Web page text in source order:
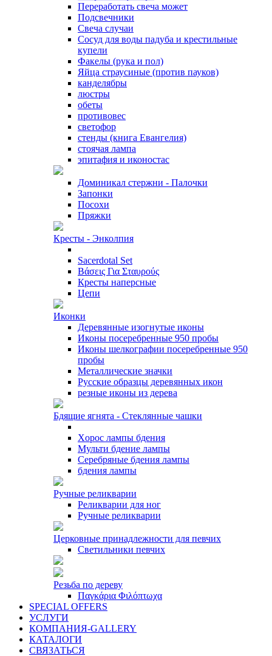
Переработать свеча может
Подсвечники
Свеча случаи
Сосуд для воды падуба и крестильные
купели
Факелы (рука и пол)
Яйца страусиные (против пауков)
канделябры
люстры
обеты
противовес
светофор
стенды (книга Евангелия)
стоячая лампа
эпитафия и иконостас
Доминикал стержни - Палочки
Запонки
Посохи
Пряжки
Кресты - Энколпия
Sacerdotal Set
Βάσεις Για Σταυρούς
Кресты наперсные
Цепи
Иконки
Деревянные изогнутые иконы
Иконы посеребренные 950 пробы
Иконы шелкографии посеребренные 950
пробы
Металлические значки
Русские образцы деревянных икон
резные иконы из дерева
Бдящие ягнята - Стеклянные чашки
Xорос лампы бдения
Мульти бдение лампы
Серебряные бдения лампы
бдения лампы
Ручные реликварии
Реликварии для ног
Ручные реликварии
Церковные принадлежности для певчих
Светильники певчих
Резьба по дереву
Παγκάρια Φιλόπτωχα
SPECIAL OFFERS
УСЛУГИ
КОМПАНИЯ-GALLERY
КАТАЛОГИ
СВЯЗАТЬСЯ